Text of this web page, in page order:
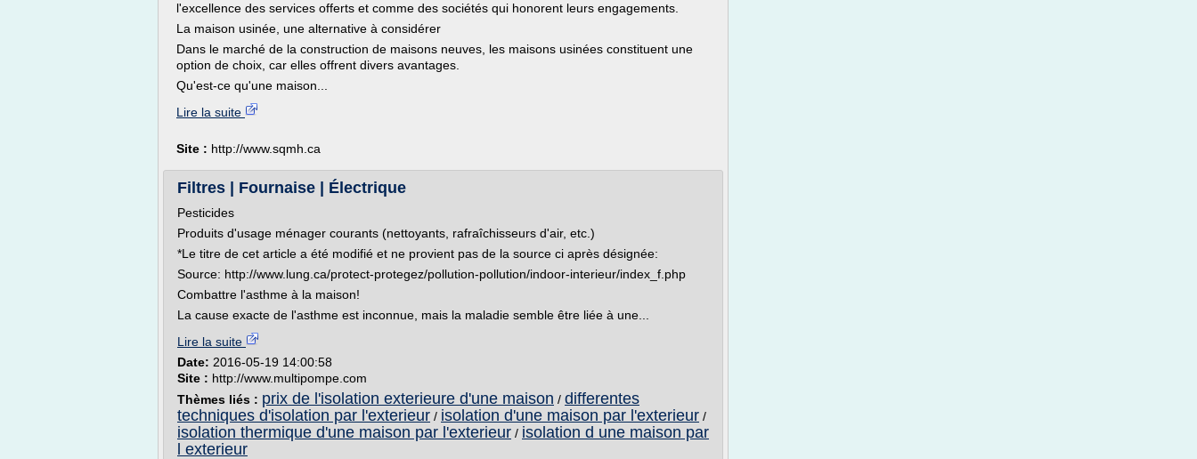
l'excellence des services offerts et comme des sociétés qui honorent leurs engagements.
La maison usinée, une alternative à considérer
Dans le marché de la construction de maisons neuves, les maisons usinées constituent une
option de choix, car elles offrent divers avantages.
Qu'est-ce qu'une maison...
Lire la suite
Site : http://www.sqmh.ca
Filtres | Fournaise | Électrique
Pesticides
Produits d'usage ménager courants (nettoyants, rafraîchisseurs d'air, etc.)
*Le titre de cet article a été modifié et ne provient pas de la source ci après désignée:
Source: http://www.lung.ca/protect-protegez/pollution-pollution/indoor-interieur/index_f.php
Combattre l'asthme à la maison!
La cause exacte de l'asthme est inconnue, mais la maladie semble être liée à une...
Lire la suite
Date: 2016-05-19 14:00:58
Site : http://www.multipompe.com
Thèmes liés : prix de l'isolation exterieure d'une maison / differentes
techniques d'isolation par l'exterieur / isolation d'une maison par l'exterieur /
isolation thermique d'une maison par l'exterieur / isolation d une maison par
l exterieur